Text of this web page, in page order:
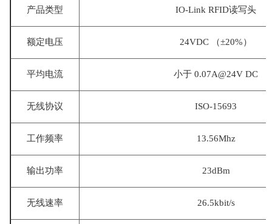
产品类型 IO-Link RFID读写头
额定电压 24VDC （±20%）
平均电流 小于 0.07A@24V DC
无线协议 ISO-15693
工作频率 13.56Mhz
输出功率 23dBm
无线速率 26.5kbit/s